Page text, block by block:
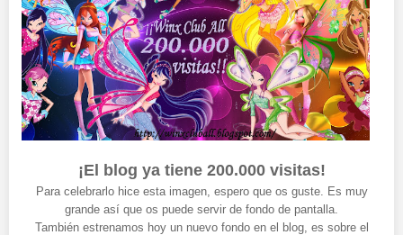
¡El blog ya tiene 200.000 visitas!
Para celebrarlo hice esta imagen, espero que os guste. Es muy
grande así que os puede servir de fondo de pantalla.
También estrenamos hoy un nuevo fondo en el blog, es sobre el